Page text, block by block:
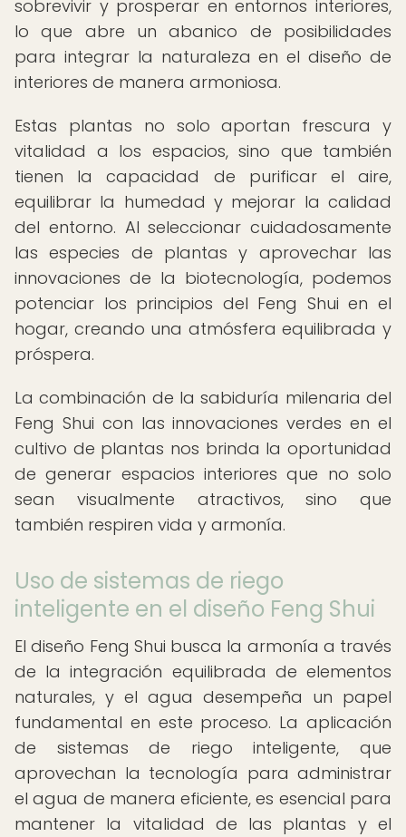
sobrevivir y prosperar en entornos interiores,
lo que abre un abanico de posibilidades
para integrar la naturaleza en el diseño de
interiores de manera armoniosa.
Estas plantas no solo aportan frescura y
vitalidad a los espacios, sino que también
tienen la capacidad de purificar el aire,
equilibrar la humedad y mejorar la calidad
del entorno. Al seleccionar cuidadosamente
las especies de plantas y aprovechar las
innovaciones de la biotecnología, podemos
potenciar los principios del Feng Shui en el
hogar, creando una atmósfera equilibrada y
próspera.
La combinación de la sabiduría milenaria del
Feng Shui con las innovaciones verdes en el
cultivo de plantas nos brinda la oportunidad
de generar espacios interiores que no solo
sean visualmente atractivos, sino que
también respiren vida y armonía.
Uso de sistemas de riego
inteligente en el diseño Feng Shui
El diseño Feng Shui busca la armonía a través
de la integración equilibrada de elementos
naturales, y el agua desempeña un papel
fundamental en este proceso. La aplicación
de sistemas de riego inteligente, que
aprovechan la tecnología para administrar
el agua de manera eficiente, es esencial para
mantener la vitalidad de las plantas y el